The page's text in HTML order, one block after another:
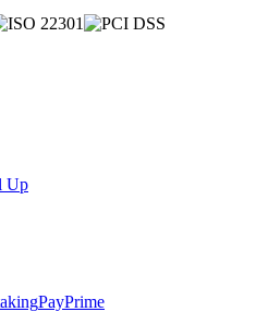
Up
PayPrime